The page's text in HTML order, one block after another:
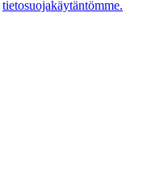
tietosuojakäytäntömme.